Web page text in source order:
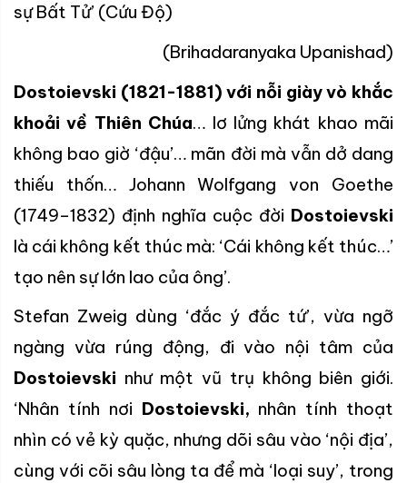
sự Bất Tử’ (Cứu Độ)
(Brihadaranyaka Upanishad)
Dostoievski (1821-1881) với nỗi giày vò khắc
khoải về Thiên Chúa… lơ lửng khát khao mãi
không bao giờ ‘đậu’… mãn đời mà vẫn dở dang
thiếu thốn… Johann Wolfgang von Goethe
(1749–1832) định nghĩa cuộc đời Dostoievski
là cái không kết thúc mà: ‘Cái không kết thúc…’
tạo nên sự lớn lao của ông’.
Stefan Zweig dùng ‘đắc ý đắc tứ’, vừa ngỡ
ngàng vừa rúng động, đi vào nội tâm của
Dostoievski như một vũ trụ không biên giới.
‘Nhân tính nơi Dostoievski, nhân tính thoạt
nhìn có vẻ kỳ quặc, nhưng dõi sâu vào ‘nội địa’,
cùng với cõi sâu lòng ta để mà ‘loại suy’, trong